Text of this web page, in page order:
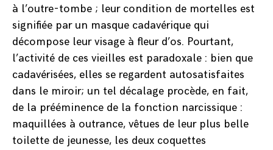
à l’outre-tombe ; leur condition de mortelles est
signifiée par un masque cadavérique qui
décompose leur visage à fleur d’os. Pourtant,
l’activité de ces vieilles est paradoxale : bien que
cadavérisées, elles se regardent autosatisfaites
dans le miroir; un tel décalage procède, en fait,
de la prééminence de la fonction narcissique :
maquillées à outrance, vêtues de leur plus belle
toilette de jeunesse, les deux coquettes